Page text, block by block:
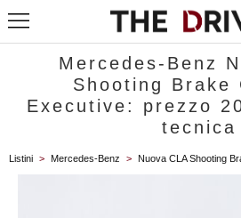
Mercedes-Benz
Shooting Brake
Executive: prezzo
tecnica
Listini > Mercedes-Benz > Nuova CLA Shooting